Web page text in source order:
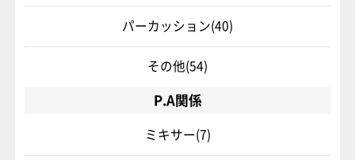
パーカッション(40)
その他(54)
P.A関係
ミキサー(7)